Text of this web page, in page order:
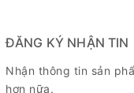
ĐĂNG KÝ NHẬN TIN
Nhận thông tin sản
hơn nữa.